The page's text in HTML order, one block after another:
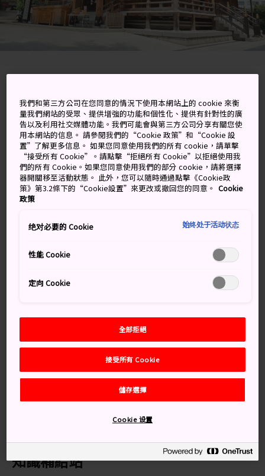
在 Google 地圖上檢視
取得轉乘資訊
關鍵字 地圖
學者的神社與東京大學僅咫尺之
名。由於功績輝煌，因此在離世後被封為學問之神，並供
摸摸銅牛像祈求好運與健康
為準備大考的親友購買護身符
知識補給站
我們和第三方公司在您同意的情況下使用本網站上的 cookie 來衡
量我們網站的受眾、提供增強的功能和個性化、提供有針對性的廣
告以及利用社交媒體功能。我們可能會與第三方公司分享有關您使
用本網站的信息。 請參閱我們的“Cookie 政策”和“Cookie 設
置”了解更多信息。 如果您同意使用我們的所有 cookie，請單擊
“接受所有 Cookie”。請點擊“拒絕所有 Cookie”以拒絕使用我
們的所有 Cookie。如果您同意使用我們的部分 cookie，請將選擇
器開關移至活動狀態。 此外，您可以隨時通過點擊《Cookie政
策》第3.2條下的“Cookie設置”來更改或撤回您的同意。 Cookie
政策
绝对必要的 Cookie 始终处于活动状态
性能 Cookie
定向 Cookie
全部拒絕
接受所有 Cookie
儲存選擇
Cookie 设置